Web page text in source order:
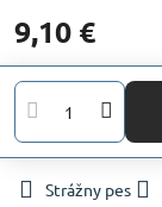
9,10 €
Strážny pes